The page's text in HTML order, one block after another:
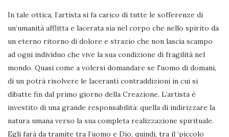
In tale ottica, l’artista si fa carico di tutte le sofferenze di
un’umanità afflitta e lacerata sia nel corpo che nello spirito da
un eterno ritorno di dolore e strazio che non lascia scampo
ad ogni individuo che vive la sua condizione di fragilità nel
mondo. Quasi come a volersi domandare se l'uomo di domani,
di un potrà risolvere le laceranti contraddizioni in cui si
dibatte fin dal primo giorno della Creazione. L’artista è
investito di una grande responsabilità: quella di indirizzare la
natura umana verso la sua completa realizzazione spirituale.
Egli farà da tramite tra l’uomo e Dio, quindi, tra il ‘piccolo